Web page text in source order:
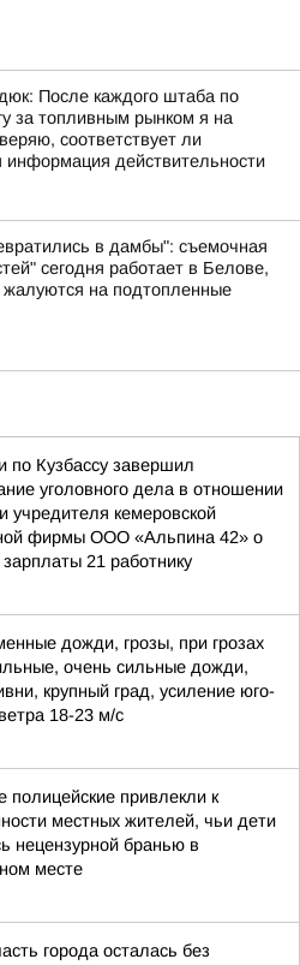
После каждого штаба по
за топливным рынком я на
соответствует ли
информация действительности
в дамбы": съемочная
сегодня работает в Белове,
жалуются на подтопленные
по Кузбассу завершил
уголовного дела в отношении
учредителя кемеровской
фирмы ООО «Альпина 42» о
21 работнику
дожди, грозы, при грозах
очень сильные дожди,
крупный град, усиление юго-
18-23 м/с
полицейские привлекли к
местных жителей, чьи дети
нецензурной бранью в
месте
города осталась без